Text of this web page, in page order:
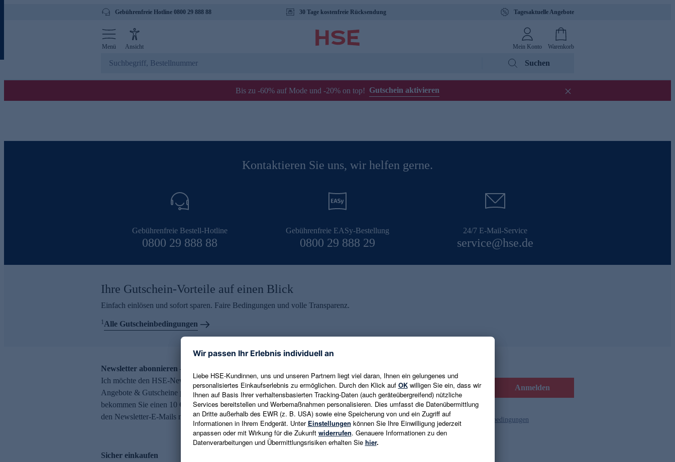
Gebührenfreie Hotline 0800 29 888 88 30 Tage kostenfreie Rücksendung Tagesaktuelle Angebote
Menü Ansicht Mein Konto Warenkorb
Suchen
Bis zu -60% auf Mode und -20% on top! Gutschein aktivieren
Kontaktieren Sie uns, wir helfen gerne.
Gebührenfreie Bestell-Hotline
0800 29 888 88
Gebührenfreie EASy-Bestellung
0800 29 888 29
24/7 E-Mail-Service
service@hse.de
Ihre Gutschein-Vorteile auf einen Blick
Einfach einlösen und sofort sparen. Faire Bedingungen und volle Transparenz.
1Alle Gutscheinbedingungen
Newsletter abonnieren – 10 € Gutschein erhalten
Ich möchte den HSE-Newsletter abonnieren und aktuelle Trends,
Angebote & Gutscheine per E-Mail erhalten. Als Dankeschön
bekommen Sie einen 10 € Gutschein. Eine Abmeldung ist jederzeit in
den Newsletter-E-Mails möglich.
E-Mail-Adresse eingeben Anmelden
Es gelten die Datenschutzrichtlinien und die Gutscheinbedingungen
Sicher einkaufen